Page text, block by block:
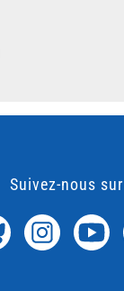
Suivez-nous sur